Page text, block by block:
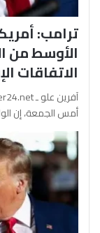
ترامب:
الأوسط من
الاتفاقات
أمس الجمعة، إن